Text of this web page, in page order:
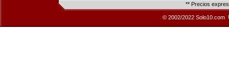
** Precios
© 2002/2022 Solo10.com